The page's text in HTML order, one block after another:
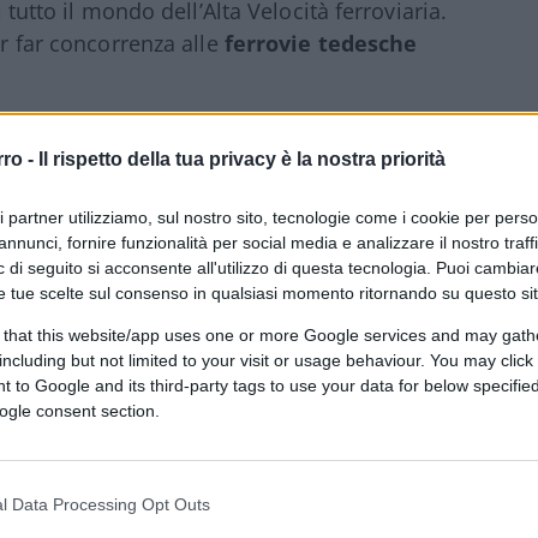
- Il rispetto della tua privacy è la nostra priorità
partner utilizziamo, sul nostro sito, tecnologie come i cookie per
fornire funzionalità per social media e analizzare il nostro
di seguito si acconsente all'utilizzo di questa tecnologia. Puoi
tue scelte sul consenso in qualsiasi momento ritornando su questo
that this website/app uses one or more Google services and may
but not limited to your visit or usage behaviour. You may
to Google and its third-party tags to use your data for below
consent section.
Data Processing Opt Outs
il mondo dell’Alta Velocità ferroviaria.
far concorrenza alle ferrovie tedesche
l’internazionalizzazione”
l’internazionalizzazione dell’azienda.
della licenza ferroviaria e
di sicurezza. Ma soprattutto
il costruttore tedesco Siemens il
commenta l’ AD di Italo,
“È assolutamente necessario che, entro
ferroviaria ci dia un quadro chiaro e
che ci servono per operare.
con Siemens entro il prossimo giugno e
un allungamento pesante nei tempi di
non più sostenibile da un punto di